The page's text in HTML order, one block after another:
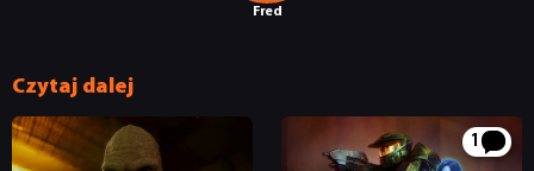
Fred
Czytaj dalej
1